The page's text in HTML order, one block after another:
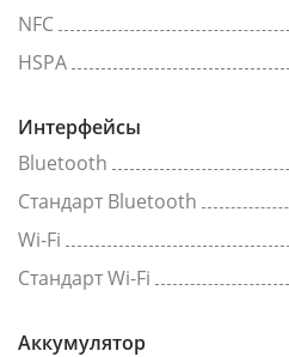
NFC
HSPA
Интерфейсы
Bluetooth
Стандарт Bluetooth
Wi-Fi
Стандарт Wi-Fi
Аккумулятор